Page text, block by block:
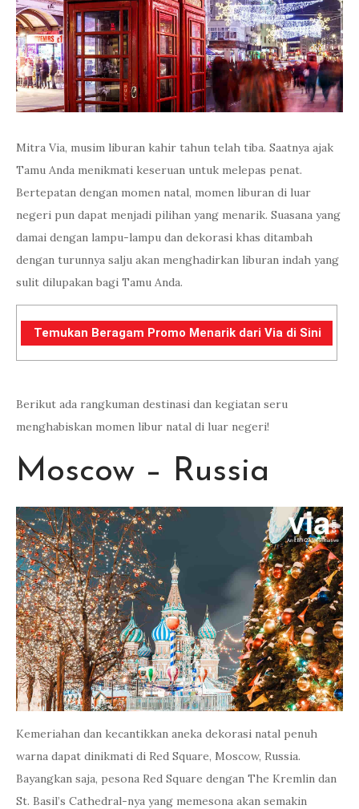
Mitra Via, musim liburan kahir tahun telah tiba. Saatnya ajak
Tamu Anda menikmati keseruan untuk melepas penat.
Bertepatan dengan momen natal, momen liburan di luar
negeri pun dapat menjadi pilihan yang menarik. Suasana yang
damai dengan lampu-lampu dan dekorasi khas ditambah
dengan turunnya salju akan menghadirkan liburan indah yang
sulit dilupakan bagi Tamu Anda.
Temukan Beragam Promo Menarik dari Via di Sini
Berikut ada rangkuman destinasi dan kegiatan seru
menghabiskan momen libur natal di luar negeri!
Moscow – Russia
Kemeriahan dan kecantikkan aneka dekorasi natal penuh
warna dapat dinikmati di Red Square, Moscow, Russia.
Bayangkan saja, pesona Red Square dengan The Kremlin dan
St. Basil’s Cathedral-nya yang memesona akan semakin